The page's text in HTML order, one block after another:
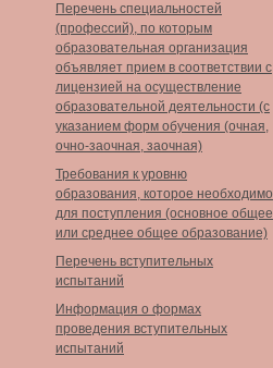
Перечень специальностей
(профессий), по которым
образовательная организация
объявляет прием в соответствии с
лицензией на осуществление
образовательной деятельности (с
указанием форм обучения (очная,
очно-заочная, заочная)
Требования к уровню
образования, которое необходимо
для поступления (основное общее
или среднее общее образование)
Перечень вступительных
испытаний
Информация о формах
проведения вступительных
испытаний